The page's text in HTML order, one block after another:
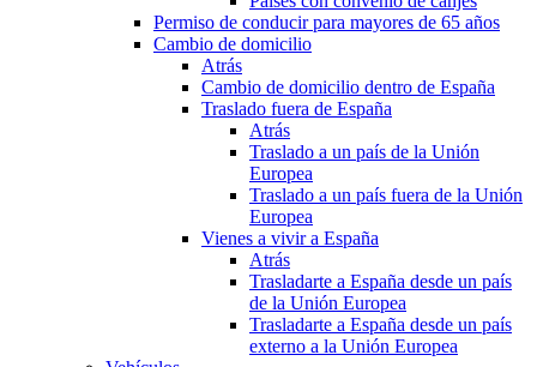
Permiso de conducir para mayores de 65 años
Cambio de domicilio
Atrás
Cambio de domicilio dentro de España
Traslado fuera de España
Atrás
Traslado a un país de la Unión
Europea
Traslado a un país fuera de la Unión
Europea
Vienes a vivir a España
Atrás
Trasladarte a España desde un país
de la Unión Europea
Trasladarte a España desde un país
externo a la Unión Europea